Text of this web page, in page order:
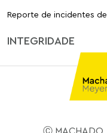
Reporte de incidentes
INTEGRIDADE
Ⓒ MACHADO,